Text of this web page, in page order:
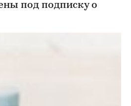
под подписку о